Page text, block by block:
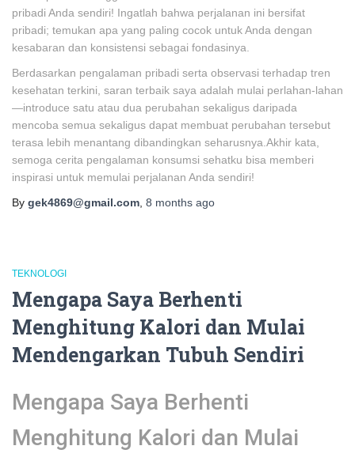
pribadi Anda sendiri! Ingatlah bahwa perjalanan ini bersifat
pribadi; temukan apa yang paling cocok untuk Anda dengan
kesabaran dan konsistensi sebagai fondasinya.
Berdasarkan pengalaman pribadi serta observasi terhadap tren
kesehatan terkini, saran terbaik saya adalah mulai perlahan-lahan
—introduce satu atau dua perubahan sekaligus daripada
mencoba semua sekaligus dapat membuat perubahan tersebut
terasa lebih menantang dibandingkan seharusnya.Akhir kata,
semoga cerita pengalaman konsumsi sehatku bisa memberi
inspirasi untuk memulai perjalanan Anda sendiri!
By gek4869@gmail.com 8 months ago
TEKNOLOGI
Mengapa Saya Berhenti
Menghitung Kalori dan Mulai
Mendengarkan Tubuh Sendiri
Mengapa Saya Berhenti
Menghitung Kalori dan Mulai